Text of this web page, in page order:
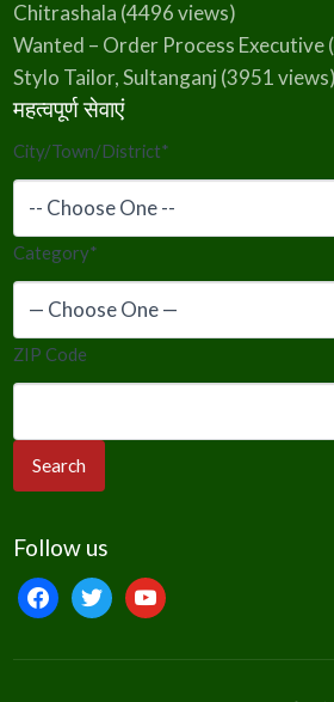
Chitrashala (4496 views)
Wanted – Order Process Executive
Stylo Tailor, Sultanganj (3951 views)
महत्वपूर्ण सेवाएं
City/Town/District*
Category*
ZIP Code
Follow us
facebooktwitteryoutube